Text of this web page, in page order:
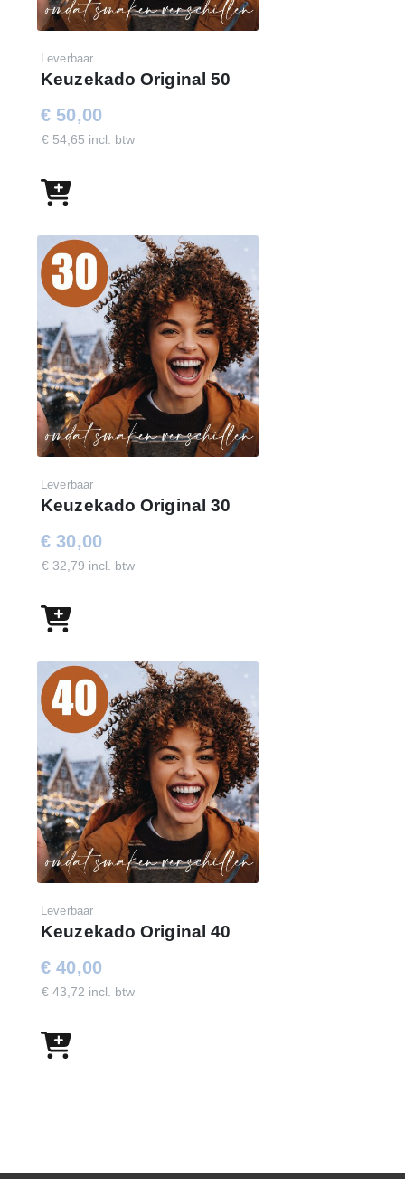
Leverbaar
Keuzekado Original 50
€ 50,00
€ 54,65 incl. btw
Leverbaar
Keuzekado Original 30
€ 30,00
€ 32,79 incl. btw
Leverbaar
Keuzekado Original 40
€ 40,00
€ 43,72 incl. btw